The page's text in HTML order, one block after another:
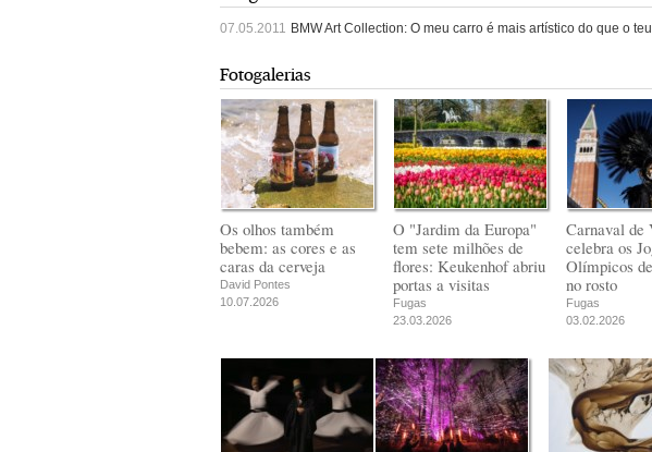
07.05.2011 BMW Art Collection: O meu carro é mais artístico do que o teu
Fotogalerias
Os olhos também
bebem: as cores e as
caras da cerveja
David Pontes
10.07.2026
O "Jardim da Europa"
tem sete milhões de
flores: Keukenhof abriu
portas a visitas
Fugas
23.03.2026
Carnaval de
celebra os
Olímpicos
no rosto
Fugas
03.02.2026